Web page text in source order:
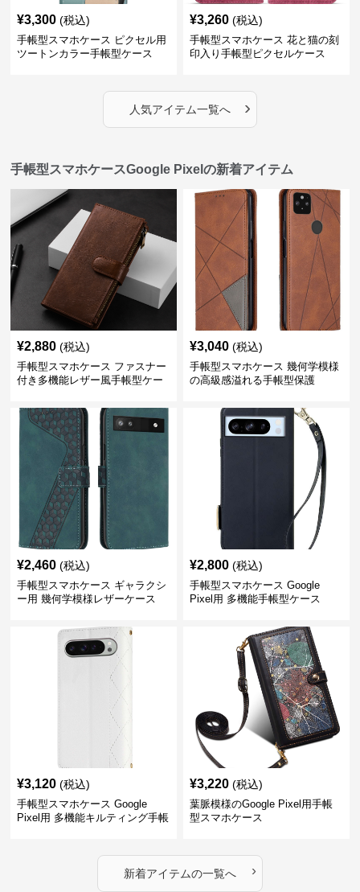
¥3,300 (税込)
手帳型スマホケース ピクセル用
ツートンカラー手帳型ケース
¥3,260 (税込)
手帳型スマホケース 花と猫の刻
印入り手帳型ピクセルケース
人気アイテム一覧へ ›
手帳型スマホケースGoogle Pixelの新着アイテム
¥2,880 (税込)
手帳型スマホケース ファスナー
付き多機能レザー風手帳型ケー
¥3,040 (税込)
手帳型スマホケース 幾何学模様
の高級感溢れる手帳型保護
¥2,460 (税込)
手帳型スマホケース ギャラクシ
ー用 幾何学模様レザーケース
¥2,800 (税込)
手帳型スマホケース Google
Pixel用 多機能手帳型ケース
¥3,120 (税込)
手帳型スマホケース Google
Pixel用 多機能キルティング手帳
¥3,220 (税込)
葉脈模様のGoogle Pixel用手帳
型スマホケース
新着アイテムの一覧へ ›